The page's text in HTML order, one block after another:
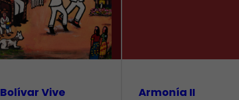
Bolívar Vive Armonía II